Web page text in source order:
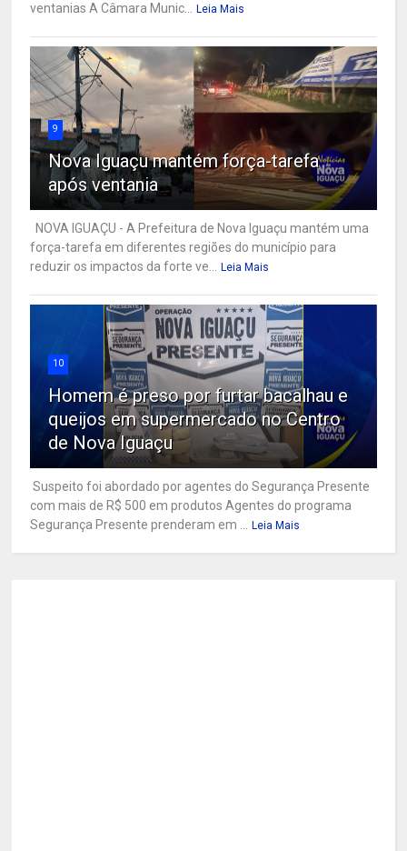
ventanias A Câmara Munic...
Leia Mais
9
Nova Iguaçu mantém força-tarefa
após ventania
NOVA IGUAÇU - A Prefeitura de Nova Iguaçu mantém uma
força-tarefa em diferentes regiões do município para
reduzir os impactos da forte ve...
Leia Mais
10
Homem é preso por furtar bacalhau e
queijos em supermercado no Centro
de Nova Iguaçu
Suspeito foi abordado por agentes do Segurança Presente
com mais de R$ 500 em produtos Agentes do programa
Segurança Presente prenderam em ...
Leia Mais